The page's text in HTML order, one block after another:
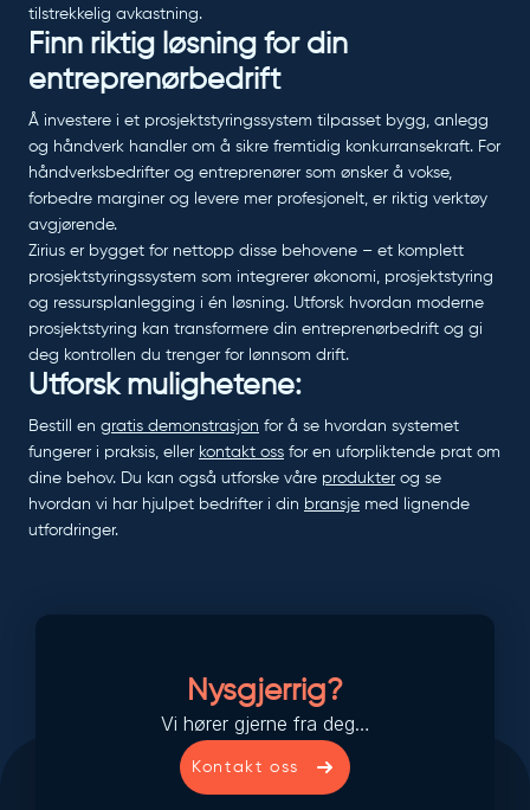
tilstrekkelig avkastning.
Finn riktig løsning for din
entreprenørbedrift
Å investere i et prosjektstyringssystem tilpasset bygg, anlegg
og håndverk handler om å sikre fremtidig konkurransekraft. For
håndverksbedrifter og entreprenører som ønsker å vokse,
forbedre marginer og levere mer profesjonelt, er riktig verktøy
avgjørende.
Zirius er bygget for nettopp disse behovene – et komplett
prosjektstyringssystem som integrerer økonomi, prosjektstyring
og ressursplanlegging i én løsning. Utforsk hvordan moderne
prosjektstyring kan transformere din entreprenørbedrift og gi
deg kontrollen du trenger for lønnsom drift.
Utforsk mulighetene:
Bestill en gratis demonstrasjon for å se hvordan systemet
fungerer i praksis, eller kontakt oss for en uforpliktende prat om
dine behov. Du kan også utforske våre produkter og se
hvordan vi har hjulpet bedrifter i din bransje med lignende
utfordringer.
Nysgjerrig?
Vi hører gjerne fra deg…
Kontakt oss